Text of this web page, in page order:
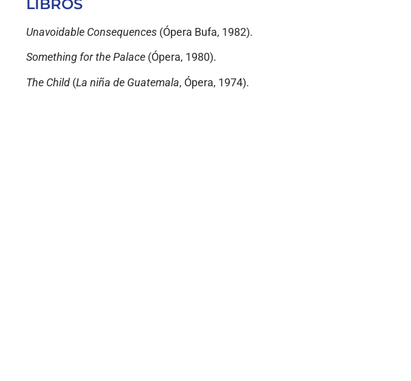
LIBROS
Unavoidable Consequences(Ópera Bufa, 1982).
Something for the Palace(Ópera, 1980).
The Child(La niña de Guatemala, Ópera, 1974).